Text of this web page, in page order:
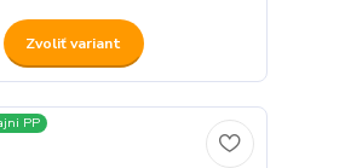
Zvoliť variant
PP